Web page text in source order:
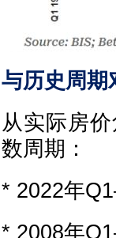
与历史周期
从实际房
数周期：
* 2022年
* 2008年